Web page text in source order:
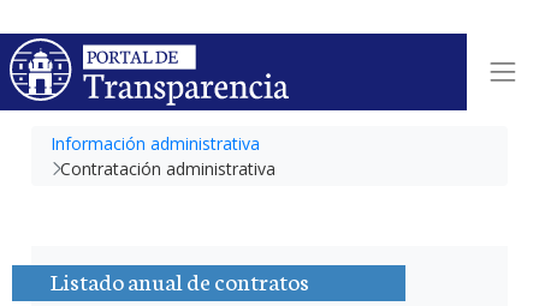
Información administrativa
Contratación administrativa
Listado anual de contratos